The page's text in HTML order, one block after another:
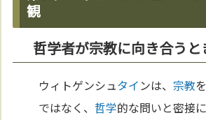
観
哲学者が宗教に向き合うと
ウィトゲンシュタインは、 宗教
ではなく、 哲学的な問いと密接